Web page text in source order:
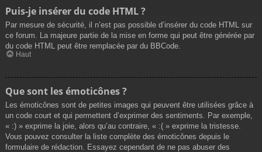
Puis-je insérer du code HTML ?
Par mesure de sécurité, il n’est pas possible d’insérer du code HTML sur
ce forum. La majeure partie de la mise en forme qui peut être générée par
du code HTML peut être remplacée par du BBCode.
Haut
Que sont les émoticônes ?
Les émoticônes sont de petites images qui peuvent être utilisées grâce à
un code court et qui permettent d’exprimer des sentiments. Par exemple,
« :) » exprime la joie, alors qu’au contraire, « :( » exprime la tristesse.
Vous pouvez consulter la liste complète des émoticônes depuis le
formulaire de rédaction. Essayez cependant de ne pas abuser des